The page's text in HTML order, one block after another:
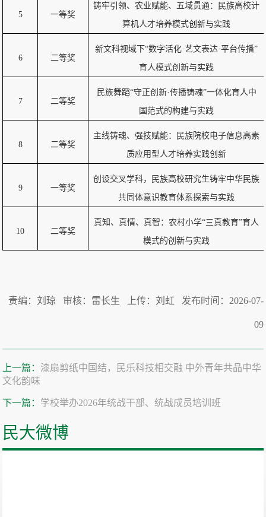
5 一等奖
铸牢引领、农业赋能、五域贯通：民族高校计
算机人才培养模式创新与实践
6 二等奖
新文科视域下“数字活化·艺文表达·平台传播”
育人模式创新与实践
7 二等奖
民族舞蹈“守正创新·传播铸魂”一体化育人中
国范式的构建与实践
8 二等奖
主线铸魂、强技赋能：民族院校电子信息高素
质应用型人才培养实践创新
9 一等奖
创设交叉学科，民族高校研究生铸牢中华民族
共同体意识教育体系探索与实践
10 二等奖
真知、真情、真智：农村小学“三真教育”育人
模式的创新与实践
责编：刘琼 审核：雷长生 上传：刘虹 发布时间：2026-07-
09
上一篇： 漆扇剪纸中国结，民乐科技相交融 中外青年共品中华
文化韵味
下一篇： 学校举办2026年统战干部、统战成员培训班
民大微博